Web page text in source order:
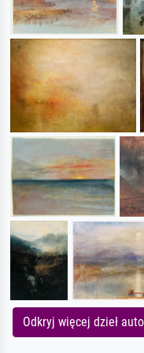
Odkryj więcej dzieł